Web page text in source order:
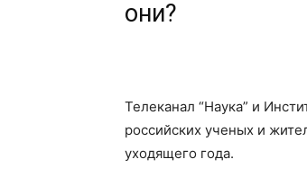
они?
Телеканал “Наука” и
российских ученых и
уходящего года.